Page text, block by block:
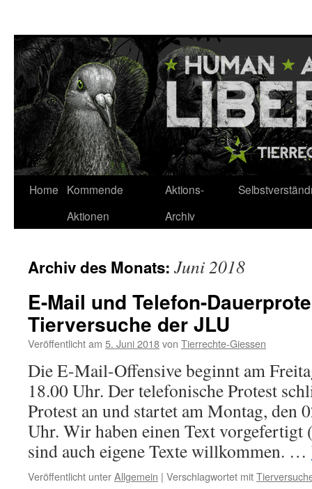
springen
Home
Kommende
Aktionen
Aktions-
Archiv
Archiv des Monats: Juni 2018
E-Mail und Telefon-
Tierversuche der JLU
Veröffentlicht am 5. Juni 2018von Tierrechte-Giessen
Die E-Mail-Offensive beginnt am
18.00 Uhr. Der telefonische Protest
Protest an und startet am Montag, den
Uhr. Wir haben einen Text vorgefertigt
sind auch eigene Texte willkommen. …
Veröffentlicht unterAllgemein | Verschlagwortet mit